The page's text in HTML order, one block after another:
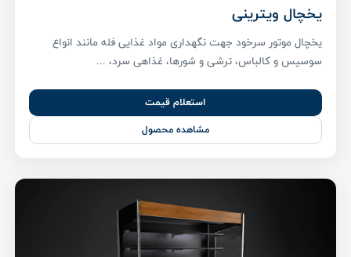
یخچال ویترینی
یخچال موتور سرخود جهت نگهداری مواد غذایی فله مانند انواع
سوسیس و کالباس، ترشی و شورها، غذاهی سرد، ...
استعلام قیمت
مشاهده محصول